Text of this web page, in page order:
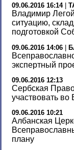
09.06.2016 16:14|
Владимир
ситуацию,
подготовкой
09.06.2016 14:06 |
экспертный
09.06.2016 12:13
Сербская
участвовать
09.06.2016 10:21
Албанская
плану